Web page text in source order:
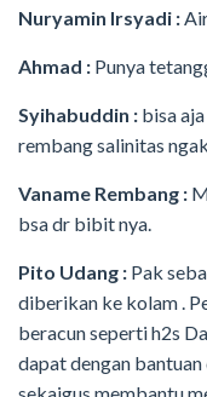
Nuryamin Irsyadi :
Ahmad : Punya
Syihabuddin : bisa
rembang salinitas
Vaname Rembang :
bsa dr bibit nya.
Pito Udang : Pak
diberikan ke kolam .
beracun seperti h2s
dapat dengan